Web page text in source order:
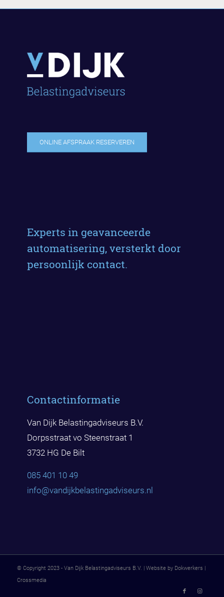
ONLINE AFSPRAAK RESERVEREN
Experts in geavanceerde
automatisering, versterkt door
persoonlijk contact.
Contactinformatie
Van Dijk Belastingadviseurs B.V.
Dorpsstraat vo Steenstraat 1
3732 HG De Bilt
085 401 10 49
info@vandijkbelastingadviseurs.nl
© Copyright 2023 - Van Dijk Belastingadviseurs B.V. | Website by Dokwerkers |
Crossmedia